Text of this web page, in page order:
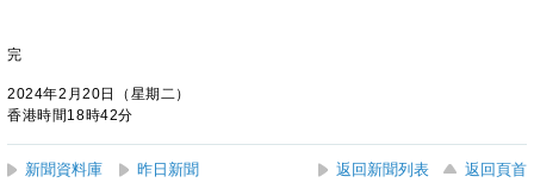
完
2024年2月20日（星期二）
香港時間18時42分
新聞資料庫 昨日新聞 返回新聞列表
返回頁首